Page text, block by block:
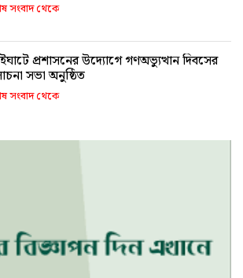
সংবাদ থেকে
প্রশাসনের উদ্যোগে গণঅভ্যুত্থান দিবসের
সভা অনুষ্ঠিত
সংবাদ থেকে